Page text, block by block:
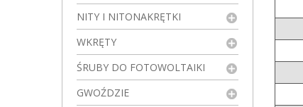
NITY I NITONAKRĘTKI
WKRĘTY
ŚRUBY DO FOTOWOLTAIKI
GWOŹDZIE